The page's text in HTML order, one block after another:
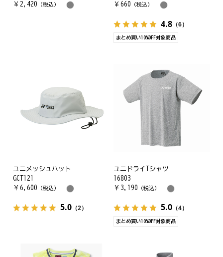
￥ 2,420 （税込） ￥ 660 （税込）
4.8（6）
まとめ買い10%OFF対象商品
ユニメッシュハット
GCT121
￥ 6,600 （税込）
5.0 （2）
ユニドライTシャツ
16803
￥ 3,190 （税込）
5.0（4）
まとめ買い10%OFF対象商品